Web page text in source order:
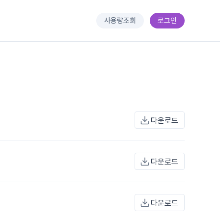
사용량조회 로그인
다운로드
다운로드
다운로드